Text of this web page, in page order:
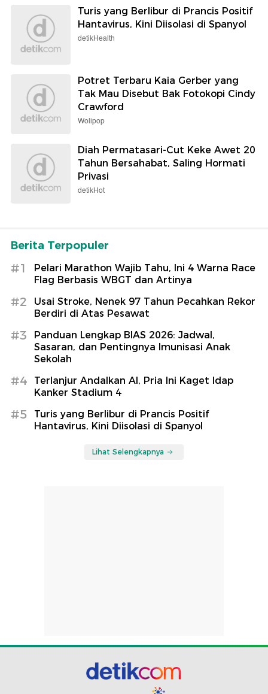
Turis yang Berlibur di Prancis Positif
Hantavirus, Kini Diisolasi di Spanyol
detikHealth
Potret Terbaru Kaia Gerber yang
Tak Mau Disebut Bak Fotokopi Cindy
Crawford
Wolipop
Diah Permatasari-Cut Keke Awet 20
Tahun Bersahabat, Saling Hormati
Privasi
detikHot
Berita Terpopuler
#1
Pelari Marathon Wajib Tahu, Ini 4 Warna Race
Flag Berbasis WBGT dan Artinya
#2
Usai Stroke, Nenek 97 Tahun Pecahkan Rekor
Berdiri di Atas Pesawat
#3
Panduan Lengkap BIAS 2026: Jadwal,
Sasaran, dan Pentingnya Imunisasi Anak
Sekolah
#4
Terlanjur Andalkan AI, Pria Ini Kaget Idap
Kanker Stadium 4
#5
Turis yang Berlibur di Prancis Positif
Hantavirus, Kini Diisolasi di Spanyol
Lihat Selengkapnya